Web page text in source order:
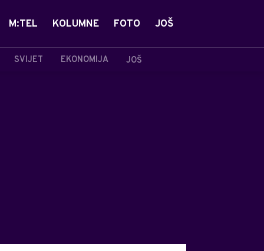
SVIJET EKONOMIJA JOŠ
M:TEL KOLUMNE FOTO JOŠ